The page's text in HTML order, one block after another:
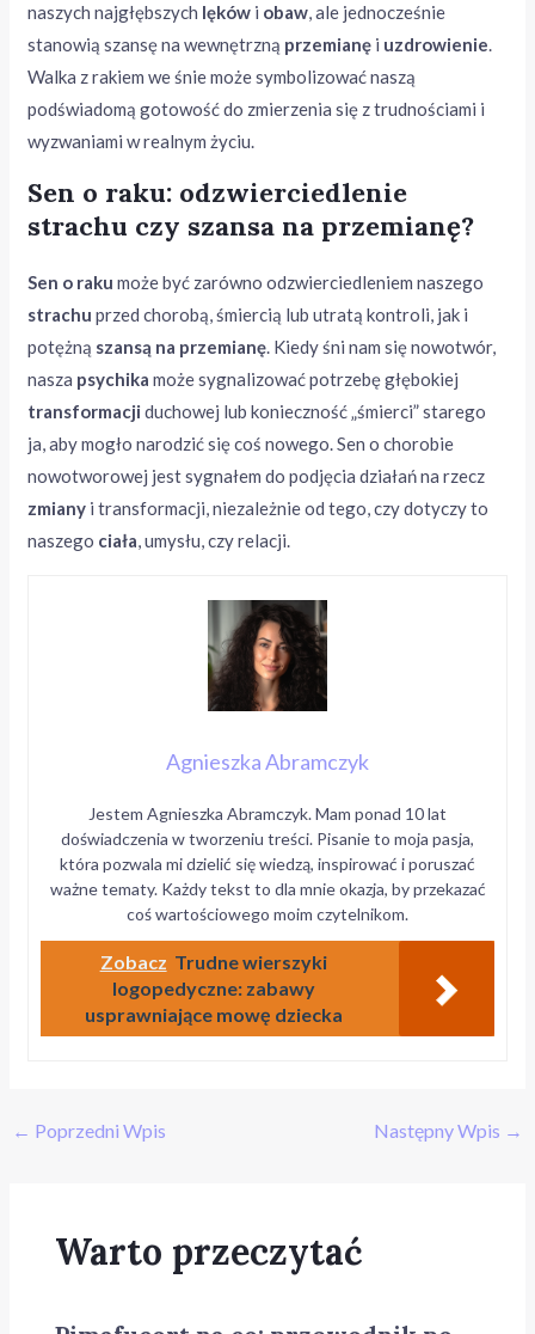
naszych najgłębszych lęków i obaw, ale jednocześnie
stanowią szansę na wewnętrzną przemianę i uzdrowienie.
Walka z rakiem we śnie może symbolizować naszą
podświadomą gotowość do zmierzenia się z trudnościami i
wyzwaniami w realnym życiu.
Sen o raku: odzwierciedlenie
strachu czy szansa na przemianę?
Sen o raku może być zarówno odzwierciedleniem naszego
strachu przed chorobą, śmiercią lub utratą kontroli, jak i
potężną szansą na przemianę. Kiedy śni nam się nowotwór,
nasza psychika może sygnalizować potrzebę głębokiej
transformacji duchowej lub konieczność „śmierci” starego
ja, aby mogło narodzić się coś nowego. Sen o chorobie
nowotworowej jest sygnałem do podjęcia działań na rzecz
zmiany i transformacji, niezależnie od tego, czy dotyczy to
naszego ciała, umysłu, czy relacji.
Agnieszka Abramczyk
Jestem Agnieszka Abramczyk. Mam ponad 10 lat
doświadczenia w tworzeniu treści. Pisanie to moja pasja,
która pozwala mi dzielić się wiedzą, inspirować i poruszać
ważne tematy. Każdy tekst to dla mnie okazja, by przekazać
coś wartościowego moim czytelnikom.
Zobacz Trudne wierszyki
logopedyczne: zabawy
usprawniające mowę dziecka
← Poprzedni Wpis Następny Wpis →
Warto przeczytać